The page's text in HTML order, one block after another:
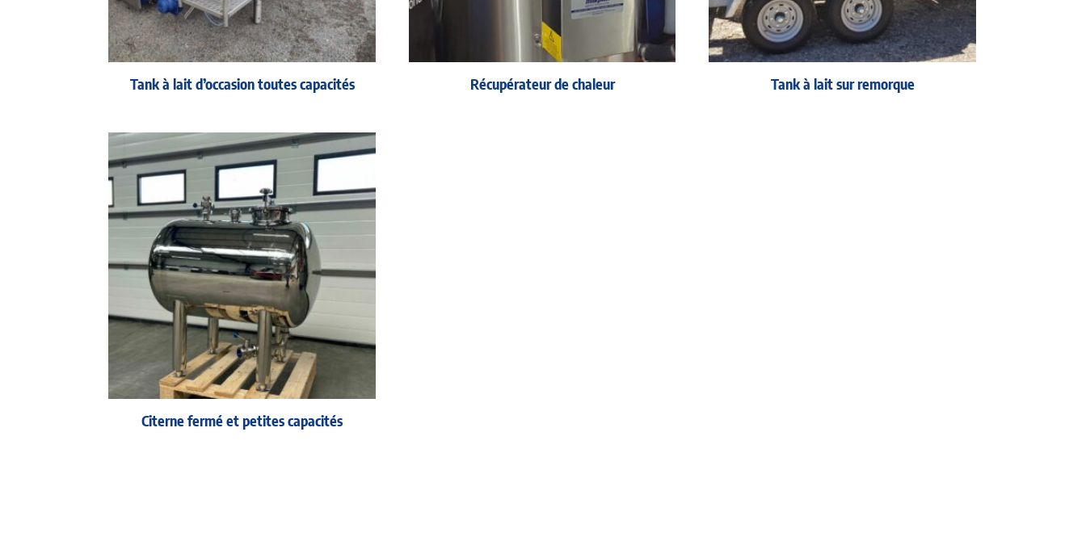
Tank à lait d’occasion toutes capacités Récupérateur de chaleur Tank à lait sur remorque
Citerne fermé et petites capacités